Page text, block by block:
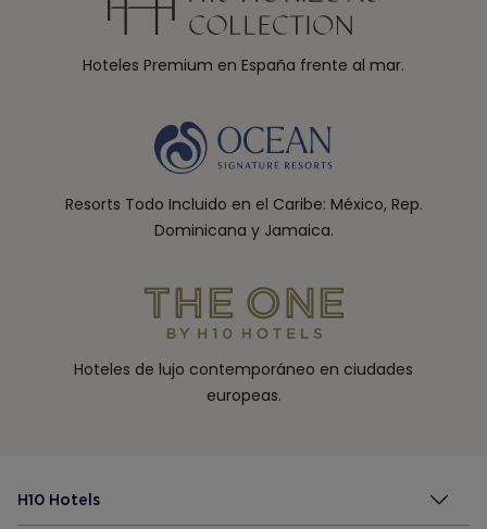
Hoteles Premium en España frente al mar.
Resorts Todo Incluido en el Caribe: México, Rep.
Dominicana y Jamaica.
Hoteles de lujo contemporáneo en ciudades
europeas.
H10 Hotels